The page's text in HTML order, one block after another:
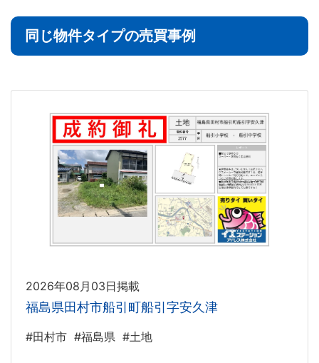
同じ物件タイプの売買事例
2026年08月03日掲載
福島県田村市船引町船引字安久津
#田村市 #福島県 #土地